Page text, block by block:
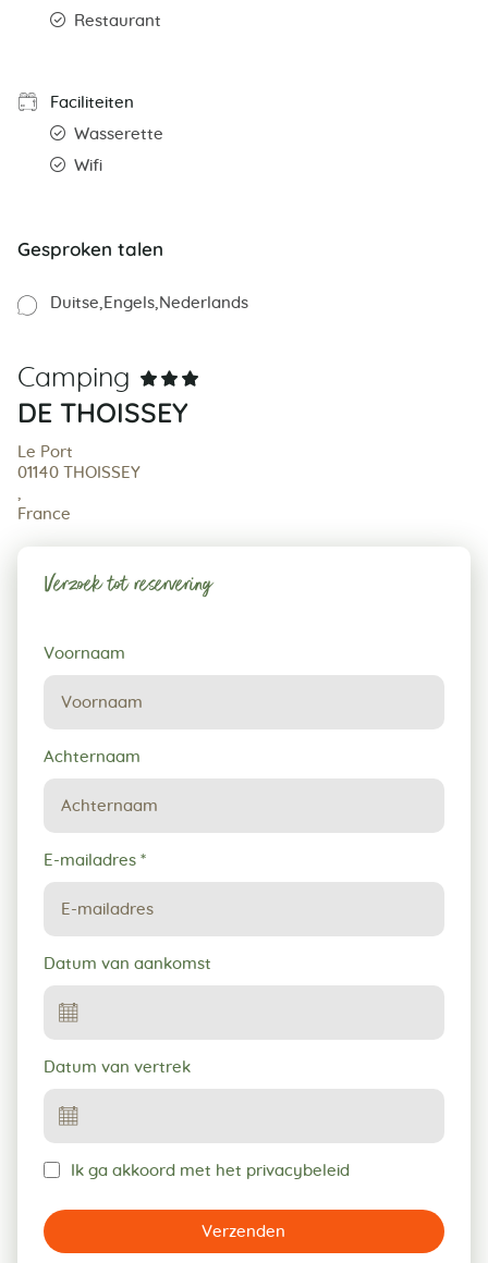
Restaurant
Faciliteiten
Wasserette
Wifi
Gesproken talen
Duitse Engels Nederlands
Camping
DE THOISSEY
Le Port
01140 THOISSEY
,
France
Verzoek tot reservering
Verzoek
tot
reservering
Voornaam
Achternaam
E-mailadres *
Datum van aankomst
Datum van vertrek
Ik ga akkoord met het privacybeleid
Verzenden